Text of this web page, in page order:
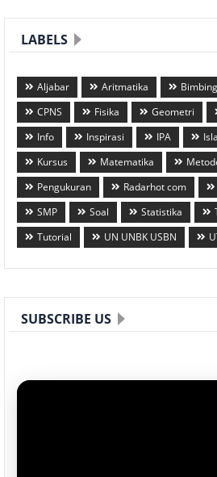
LABELS
Aljabar Aritmatika
CPNS
Fisika Geometri
Info
Inspirasi IPA
Kursus
Matematika
Pengukuran
Radarhot com
SMP
Soal Statistika
Tutorial
UN UNBK USBN
SUBSCRIBE US